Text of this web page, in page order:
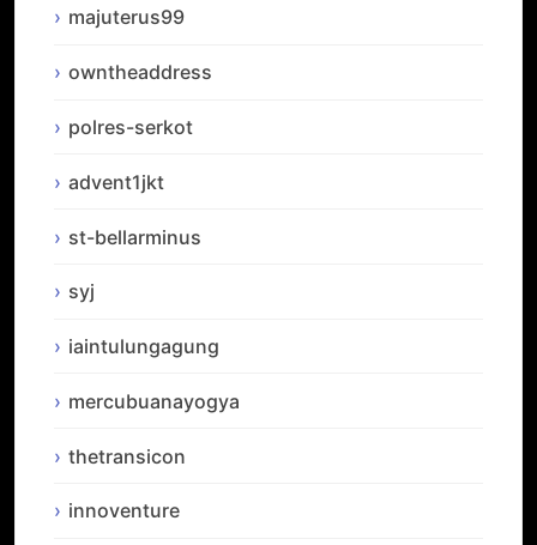
majuterus99
owntheaddress
polres-serkot
advent1jkt
st-bellarminus
syj
iaintulungagung
mercubuanayogya
thetransicon
innoventure